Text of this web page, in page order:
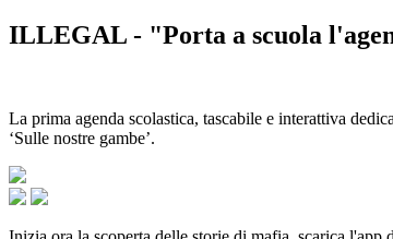
ILLEGAL - "Porta a scuola
La prima agenda scolastica, tascabile e interattiva
‘Sulle nostre gambe’.